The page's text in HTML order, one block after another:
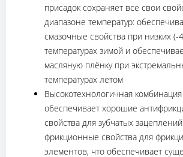
присадок сохраняет все свои
диапазоне температур:
смазочные свойства при низких (-
температурах зимой и
масляную плёнку при
температурах летом
Высокотехнологичная
обеспечивает хорошие
свойства для зубчатых
фрикционные свойства для
элементов, что обеспечивает